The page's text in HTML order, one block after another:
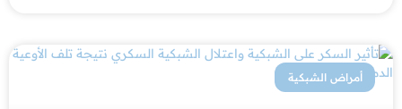
أمراض الشبكية